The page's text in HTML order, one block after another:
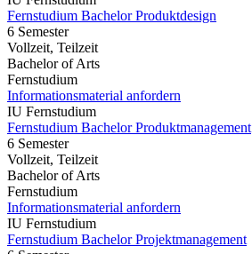
Fernstudium Bachelor Produktdesign
6 Semester
Vollzeit, Teilzeit
Bachelor of Arts
Fernstudium
Informationsmaterial anfordern
IU Fernstudium
Fernstudium Bachelor Produktmanagement
6 Semester
Vollzeit, Teilzeit
Bachelor of Arts
Fernstudium
Informationsmaterial anfordern
IU Fernstudium
Fernstudium Bachelor Projektmanagement